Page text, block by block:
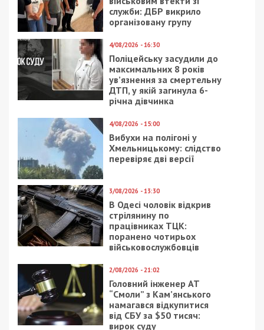
Рекламні блоки дають нам змогу
залишатися незалежними ЗМІ, а вам -
отримувати найсвіжіші новини під ними.
Приєднуйтесь також до 49000 в Google News. Слідкуйте
за останніми новинами!
Приєднатися
Читайте також
Предыдущая статья:
От банков требуют снизить комиссию за
использование карт
Коронавирус в Украине: в самолетах
ужесточили правила ношения масок